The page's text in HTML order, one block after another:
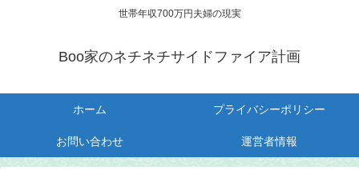
世帯年収700万円夫婦の現実
Boo家のネチネチサイドファイア計画
ホーム プライバシーポリシー
お問い合わせ 運営者情報